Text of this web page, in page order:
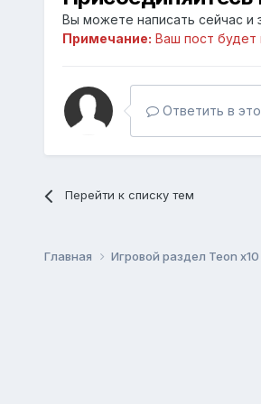
Вы можете написать сейчас и
Примечание: Ваш пост
Ответить в
Перейти к списку тем
Главная Игровой раздел Teon